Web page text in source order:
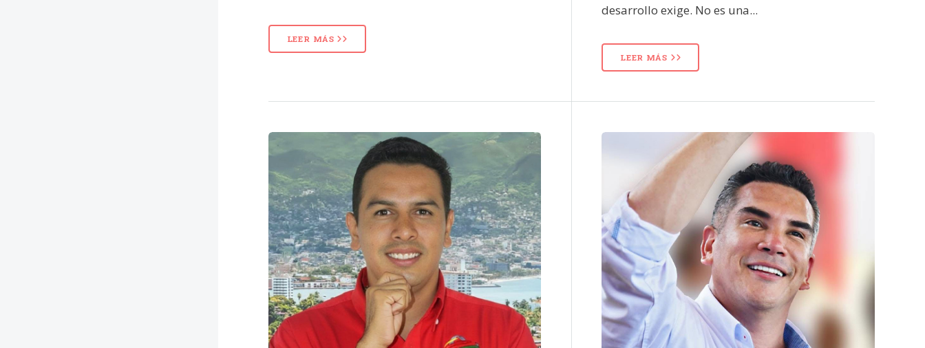
LEER MÁS
desarrollo exige. No es una...
LEER MÁS